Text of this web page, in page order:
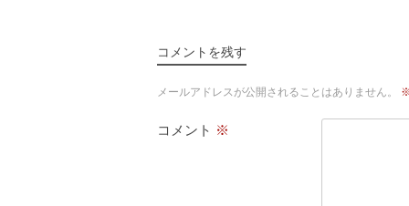
コメントを残す
メールアドレスが公開されることはありません。
コメント ※